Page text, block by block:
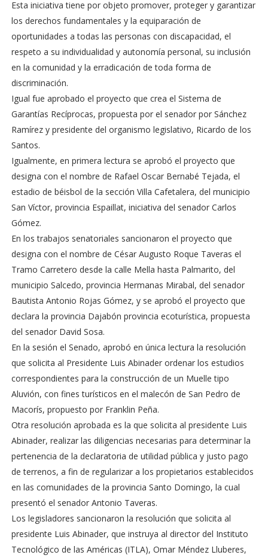
Esta iniciativa tiene por objeto promover, proteger y garantizar
los derechos fundamentales y la equiparación de
oportunidades a todas las personas con discapacidad, el
respeto a su individualidad y autonomía personal, su inclusión
en la comunidad y la erradicación de toda forma de
discriminación.
Igual fue aprobado el proyecto que crea el Sistema de
Garantías Recíprocas, propuesta por el senador por Sánchez
Ramírez y presidente del organismo legislativo, Ricardo de los
Santos.
Igualmente, en primera lectura se aprobó el proyecto que
designa con el nombre de Rafael Oscar Bernabé Tejada, el
estadio de béisbol de la sección Villa Cafetalera, del municipio
San Víctor, provincia Espaillat, iniciativa del senador Carlos
Gómez.
En los trabajos senatoriales sancionaron el proyecto que
designa con el nombre de César Augusto Roque Taveras el
Tramo Carretero desde la calle Mella hasta Palmarito, del
municipio Salcedo, provincia Hermanas Mirabal, del senador
Bautista Antonio Rojas Gómez, y se aprobó el proyecto que
declara la provincia Dajabón provincia ecoturística, propuesta
del senador David Sosa.
En la sesión el Senado, aprobó en única lectura la resolución
que solicita al Presidente Luis Abinader ordenar los estudios
correspondientes para la construcción de un Muelle tipo
Aluvión, con fines turísticos en el malecón de San Pedro de
Macorís, propuesto por Franklin Peña.
Otra resolución aprobada es la que solicita al presidente Luis
Abinader, realizar las diligencias necesarias para determinar la
pertenencia de la declaratoria de utilidad pública y justo pago
de terrenos, a fin de regularizar a los propietarios establecidos
en las comunidades de la provincia Santo Domingo, la cual
presentó el senador Antonio Taveras.
Los legisladores sancionaron la resolución que solicita al
presidente Luis Abinader, que instruya al director del Instituto
Tecnológico de las Américas (ITLA), Omar Méndez Lluberes,